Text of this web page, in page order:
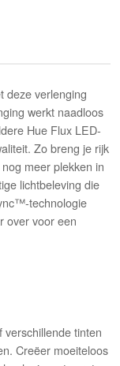
deze verlenging
werkt naadloos
Hue Flux LED-
Zo breng je rijk
meer plekken in
lichtbeleving die
technologie
over voor een
verschillende tinten
Creëer moeiteloos